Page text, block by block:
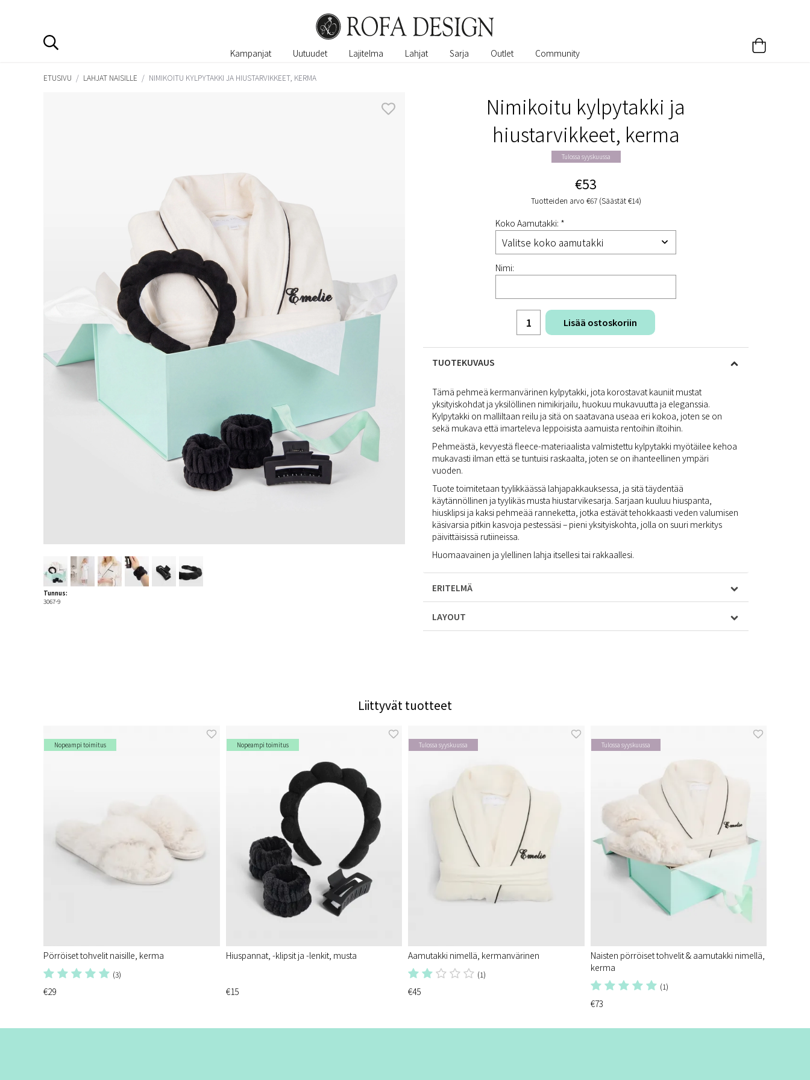
Kampanjat Uutuudet Lajitelma Lahjat Sarja Outlet Community
ETUSIVU / LAHJAT NAISILLE / NIMIKOITU KYLPYTAKKI JA HIUSTARVIKKEET, KERMA
Nimikoitu kylpytakki ja
hiustarvikkeet, kerma
Tulossa syyskuussa
€53
Tuotteiden arvo €67 (Säästät €14)
Koko Aamutakki: *
Nimi:
Lisää ostoskoriin
TUOTEKUVAUS
Tämä pehmeä kermanvärinen kylpytakki, jota korostavat kauniit mustat
yksityiskohdat ja yksilöllinen nimikirjailu, huokuu mukavuutta ja eleganssia.
Kylpytakki on malliltaan reilu ja sitä on saatavana useaa eri kokoa, joten se on
sekä mukava että imarteleva leppoisista aamuista rentoihin iltoihin.
Pehmeästä, kevyestä fleece-materiaalista valmistettu kylpytakki myötäilee kehoa
mukavasti ilman että se tuntuisi raskaalta, joten se on ihanteellinen ympäri
vuoden.
Tuote toimitetaan tyylikkäässä lahjapakkauksessa, ja sitä täydentää
käytännöllinen ja tyylikäs musta hiustarvikesarja. Sarjaan kuuluu hiuspanta,
hiusklipsi ja kaksi pehmeää ranneketta, jotka estävät tehokkaasti veden valumisen
käsivarsia pitkin kasvoja pestessäsi – pieni yksityiskohta, jolla on suuri merkitys
päivittäisissä rutiineissa.
Huomaavainen ja ylellinen lahja itsellesi tai rakkaallesi.
ERITELMÄ
LAYOUT
Tunnus:
3067-9
Liittyvät tuotteet
Nopeampi toimitus
Pörröiset tohvelit naisille, kerma
(3)
€29
Nopeampi toimitus
Hiuspannat, -klipsit ja -lenkit, musta
€15
Tulossa syyskuussa
Aamutakki nimellä, kermanvärinen
(1)
€45
Tulossa syyskuussa
Naisten pörröiset tohvelit & aamutakki nimellä,
kerma
(1)
€73